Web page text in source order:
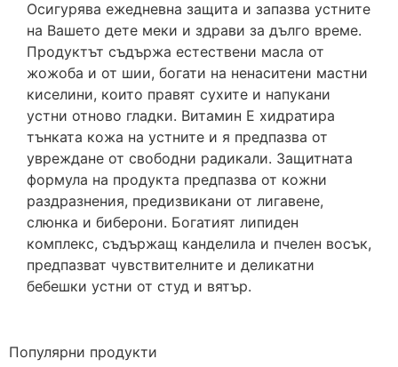
Осигурява ежедневна защита и запазва устните
на Вашето дете меки и здрави за дълго време.
Продуктът съдържа естествени масла от
жожоба и от шии, богати на ненаситени мастни
киселини, които правят сухите и напукани
устни отново гладки. Витамин Е хидратира
тънката кожа на устните и я предпазва от
увреждане от свободни радикали. Защитната
формула на продукта предпазва от кожни
раздразнения, предизвикани от лигавене,
слюнка и биберони. Богатият липиден
комплекс, съдържащ канделила и пчелен восък,
предпазват чувствителните и деликатни
бебешки устни от студ и вятър.
Популярни продукти